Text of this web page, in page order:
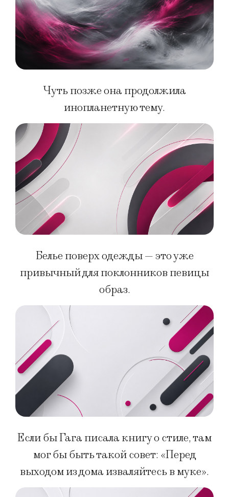
Чуть позже она продолжила
инопланетную тему.
Белье поверх одежды — это уже
привычный для поклонников певицы
образ.
Если бы Гага писала книгу о стиле, там
мог бы быть такой совет: «Перед
выходом из дома изваляйтесь в муке».